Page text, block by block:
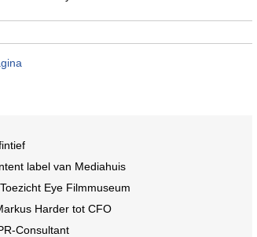
label van Mediahuis
Eye Filmmuseum
Harder tot CFO
Consultant